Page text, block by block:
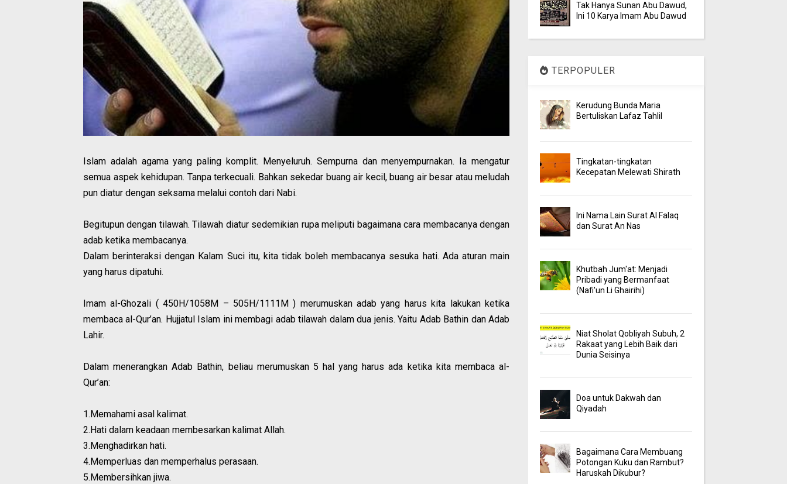
Islam adalah agama yang paling komplit. Menyeluruh. Sempurna dan menyempurnakan. Ia mengatur
semua aspek kehidupan. Tanpa terkecuali. Bahkan sekedar buang air kecil, buang air besar atau meludah
pun diatur dengan seksama melalui contoh dari Nabi.
Begitupun dengan tilawah. Tilawah diatur sedemikian rupa meliputi bagaimana cara membacanya dengan
adab ketika membacanya.
Dalam berinteraksi dengan Kalam Suci itu, kita tidak boleh membacanya sesuka hati. Ada aturan main
yang harus dipatuhi.
Imam al-Ghozali ( 450H/1058M – 505H/1111M ) merumuskan adab yang harus kita lakukan ketika
membaca al-Qur’an. Hujjatul Islam ini membagi adab tilawah dalam dua jenis. Yaitu Adab Bathin dan Adab
Lahir.
Dalam menerangkan Adab Bathin, beliau merumuskan 5 hal yang harus ada ketika kita membaca al-
Qur’an:
1.Memahami asal kalimat.
2.Hati dalam keadaan membesarkan kalimat Allah.
3.Menghadirkan hati.
4.Memperluas dan memperhalus perasaan.
5.Membersihkan jiwa.
Tak Hanya Sunan Abu Dawud,
Ini 10 Karya Imam Abu Dawud
TERPOPULER
Kerudung Bunda Maria
Bertuliskan Lafaz Tahlil
Tingkatan-tingkatan
Kecepatan Melewati Shirath
Ini Nama Lain Surat Al Falaq
dan Surat An Nas
Khutbah Jum'at: Menjadi
Pribadi yang Bermanfaat
(Nafi'un Li Ghairihi)
Niat Sholat Qobliyah Subuh, 2
Rakaat yang Lebih Baik dari
Dunia Seisinya
Doa untuk Dakwah dan
Qiyadah
Bagaimana Cara Membuang
Potongan Kuku dan Rambut?
Haruskah Dikubur?